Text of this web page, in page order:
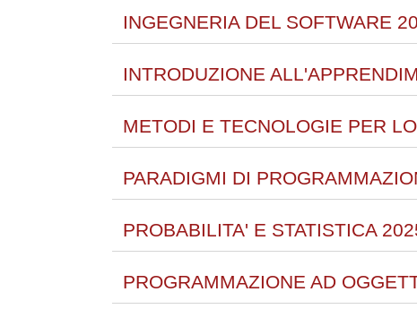
INGEGNERIA DEL SOFTWARE
INTRODUZIONE
METODI E TECNOLOGIE PER
PARADIGMI DI
PROBABILITA' E STATISTICA
PROGRAMMAZIONE AD